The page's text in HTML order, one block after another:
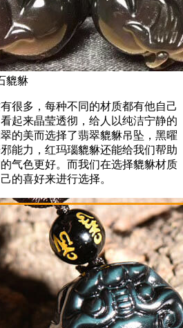
貔貅
很多，每种不同的材质都有他自己
起来晶莹透彻，给人以纯洁宁静的
的美而选择了翡翠貔貅吊坠，黑曜
能力，红玛瑙貔貅还能给我们帮助
气色更好。而我们在选择貔貅材质
的喜好来进行选择。